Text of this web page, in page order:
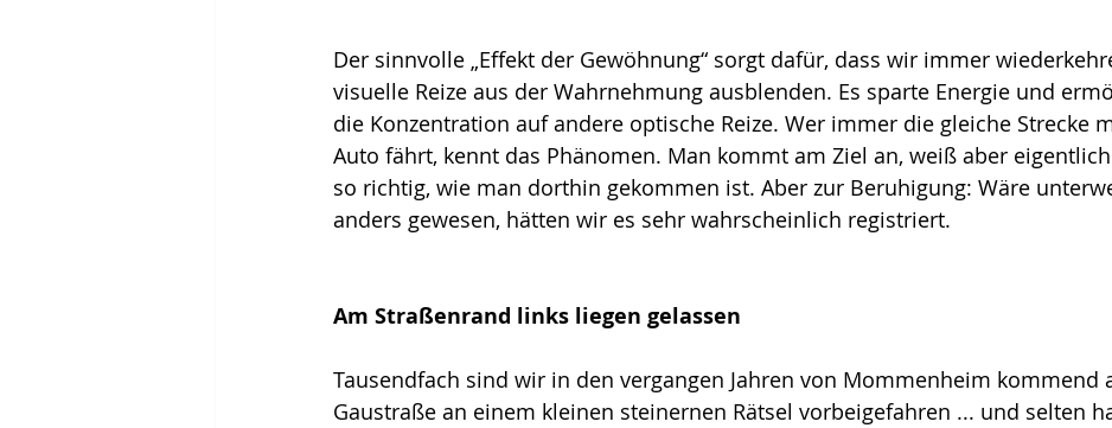
Der sinnvolle „Effekt der Gewöhnung“ sorgt dafür, dass wir immer
visuelle Reize aus der Wahrnehmung ausblenden. Es sparte Energie und
die Konzentration auf andere optische Reize. Wer immer die gleiche Strecke
Auto fährt, kennt das Phänomen. Man kommt am Ziel an, weiß aber
so richtig, wie man dorthin gekommen ist. Aber zur Beruhigung: Wäre
anders gewesen, hätten wir es sehr wahrscheinlich registriert.
Am Straßenrand links liegen gelassen
Tausendfach sind wir in den vergangen Jahren von Mommenheim kommend
Gaustraße an einem kleinen steinernen Rätsel vorbeigefahren ... und selten